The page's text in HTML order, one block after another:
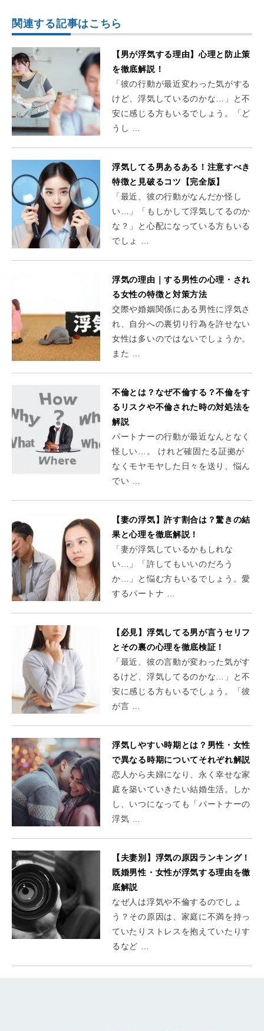
関連する記事はこちら
【男が浮気する理由】心理と防止策
を徹底解説！
「彼の行動が最近変わった気がする
けど、浮気しているのかな…」と不
安に感じる方もいるでしょう。「ど
うし …
浮気してる男あるある！注意すべき
特徴と見破るコツ【完全版】
「最近、彼の行動がなんだか怪し
い…」「もしかして浮気してるのか
な？」と心配になっている方もいる
でしょ …
浮気の理由｜する男性の心理・され
る女性の特徴と対策方法
交際や婚姻関係にある男性に浮気さ
れ、自分への裏切り行為を許せない
女性は多いのではないでしょうか。
また …
不倫とは？なぜ不倫する？不倫をす
るリスクや不倫された時の対処法を
解説
パートナーの行動が最近なんとなく
怪しい…。 けれど確固たる証拠が
なくモヤモヤした日々を送り、悩ん
でい …
【妻の浮気】許す割合は？驚きの結
果と心理を徹底解説！
「妻が浮気しているかもしれな
い…」「許してもいいのだろう
か…」と悩む方もいるでしょう。愛
するパートナ …
【必見】浮気してる男が言うセリフ
とその裏の心理を徹底検証！
「最近、彼の言動が変わった気がす
るけど、浮気してるのかな…」と不
安に感じる方もいるでしょう。「彼
が言 …
浮気しやすい時期とは？男性・女性
で異なる時期についてそれぞれ解説
恋人から夫婦になり、永く幸せな家
庭を築いていきたい結婚生活。しか
し、いつになっても「パートナーの
浮気 …
【夫妻別】浮気の原因ランキング！
既婚男性・女性が浮気する理由を徹
底解説
なぜ人は浮気や不倫するのでしょ
う？その原因は、家庭に不満を持っ
ていたりストレスを抱えていたりす
るなど …